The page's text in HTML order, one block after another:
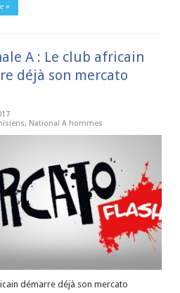
»
A : Le club africain
déjà son mercato
, National A hommes
démarre déjà son mercato